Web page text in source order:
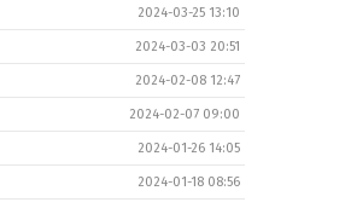
2024-03-25 13:10
2024-03-03 20:51
2024-02-08 12:47
2024-02-07 09:00
2024-01-26 14:05
2024-01-18 08:56